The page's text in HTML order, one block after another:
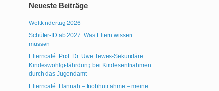
Neueste Beiträge
Weltkindertag 2026
Schüler-ID ab 2027: Was Eltern wissen
müssen
Elterncafé: Prof. Dr. Uwe Tewes-Sekundäre
Kindeswohlgefährdung bei Kindesentnahmen
durch das Jugendamt
Elterncafé: Hannah – Inobhutnahme – meine